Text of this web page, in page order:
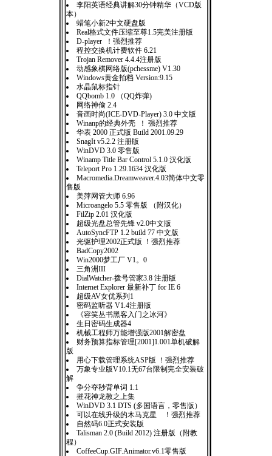
李阳英语经典讲解30分钟精华（VCD版
本）
蜡笔小新2中文硬盘版
Real格式文件压缩至尊1.5完美注册版
D-player ！强烈推荐
程控交换机计费软件 6.21
Trojan Remover 4.4.4注册版
动感象棋网络版(pchessme) V1.30
Windows黄金拍档 Version:9.15
水晶鼠标指针
QQbomb 1.0 （QQ炸弹)
网络神偷 2.4
音画时尚(ICE-DVD-Player) 3.0 中文版
Winanp的经典外壳 ！ 强烈推荐
华表 2000 正式版 Build 2001.09.29
SnagIt v5.2.2 注册版
WinDVD 3.0 零售版
Winamp Title Bar Control 5.1.0 汉化版
Teleport Pro 1.29.1634 汉化版
Macromedia.Dreamweaver.4.03简体中文零
售版
美萍网管大师 6.96
Microangelo 5.5 零售版 （附汉化）
FilZip 2.01 汉化版
超级光盘总管先锋 v2.0中文版
AutoSyncFTP 1.2 build 77 中文版
光驱护理2002正式版 ！强烈推荐
BadCopy2002
Win2000梦工厂 V1。0
三角洲III
DialWatcher-拨号管家3.8 注册版
Internet Explorer 最新补丁 for IE 6
超级AV女优系列1
密码监听器 V1.4注册版
《容笑丛书黑客入门之冰河》
生日密码生成器4
机械工程师万能增强版2001解密盘
财务预算指标管理[2001]1.001单机破解
版
用心下载管理系统ASP版 ！强烈推荐
万象专业版V10.1无67台限制完全安装破
解
争分夺秒背单词 1.1
摧花神龙教之上集
WinDVD 3.1 DTS (多国语言，零售版）
可以在线升级的木马克星 ！强烈推荐
自然码6.0正式安装版
Talisman 2.0 (Build 2012) 注册版（附教
程）
CoffeeCup.GIF.Animator.v6.1零售版